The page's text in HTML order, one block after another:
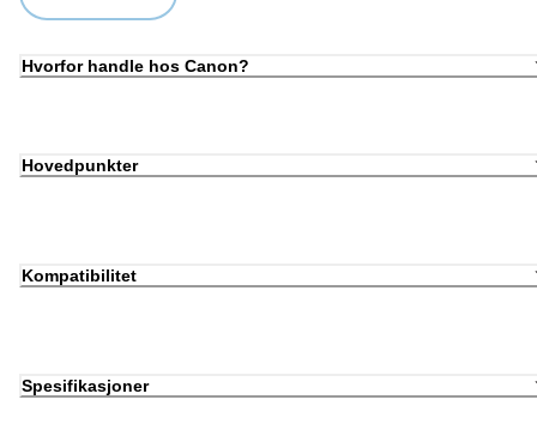
Hvorfor handle hos Canon?
Hovedpunkter
Kompatibilitet
Spesifikasjoner